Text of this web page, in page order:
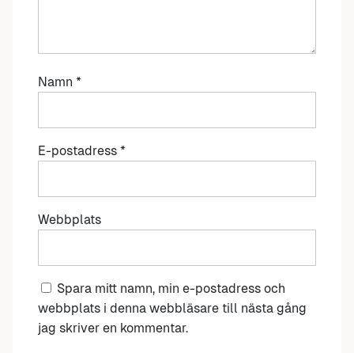
Namn *
E-postadress *
Webbplats
Spara mitt namn, min e-postadress och
webbplats i denna webbläsare till nästa gång
jag skriver en kommentar.